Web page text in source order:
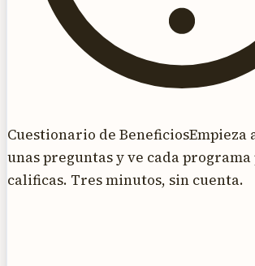
Cuestionario de BeneficiosEmpieza
unas preguntas y ve cada programa
calificas. Tres minutos, sin cuenta.